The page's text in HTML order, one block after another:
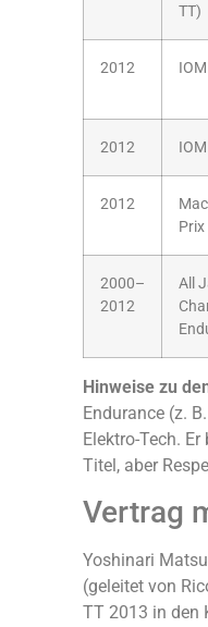
TT)
2012
2012
2012
2000–
2012
All
Hinweise zu
Endurance (z.
Elektro-Tech.
Titel, aber
Vertrag
Yoshinari
(geleitet von
TT 2013 in den